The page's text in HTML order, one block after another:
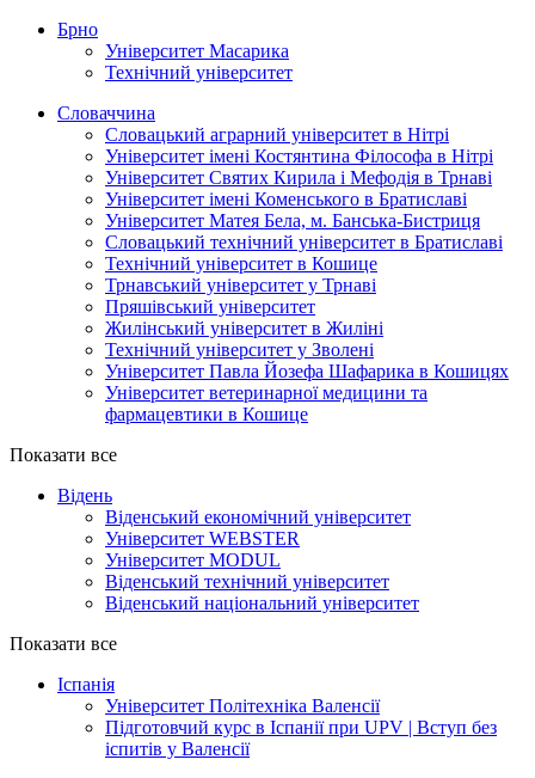
Брно
Університет Масарика
Технічний університет
Словаччина
Словацький аграрний університет в Нітрі
Університет імені Костянтина Філософа в Нітрі
Університет Святих Кирила і Мефодія в Трнаві
Університет імені Коменського в Братиславі
Університет Матея Бела, м. Банська-Бистриця
Словацький технічний університет в Братиславі
Технічний університет в Кошице
Трнавський університет у Трнаві
Пряшівський університет
Жилінський університет в Жиліні
Технічний університет у Зволені
Університет Павла Йозефа Шафарика в Кошицях
Університет ветеринарної медицини та
фармацевтики в Кошице
Показати все
Відень
Віденський економічний університет
Університет WEBSTER
Університет MODUL
Віденський технічний університет
Віденський національний університет
Показати все
Іспанія
Університет Політехніка Валенсії
Підготовчий курс в Іспанії при UPV | Вступ без
іспитів у Валенсії